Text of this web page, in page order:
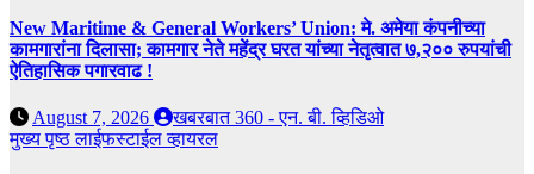
New Maritime & General Workers’ Union: मे. अमेया कंपनीच्या
कामगारांना दिलासा; कामगार नेते महेंद्र घरत यांच्या नेतृत्वात ७,२०० रुपयांची
ऐतिहासिक पगारवाढ !
August 7, 2026
खबरबात 360 - एन. बी. व्हिडिओ
मुख्य पृष्ठलाईफस्टाईलव्हायरल